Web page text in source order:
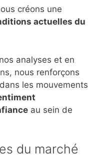
créons une
actuelles du
analyses et en
nous renforçons
les mouvements
au sein de
du marché